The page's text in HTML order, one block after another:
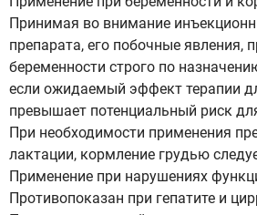
Принимая во внимание
препарата, его побочные явления,
беременности строго по
если ожидаемый эффект терапии
превышает потенциальный риск
При необходимости применения
лактации, кормление грудью
Применение при нарушениях
Противопоказан при гепатите и